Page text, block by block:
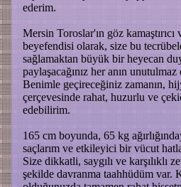
ederim.
Mersin Toroslar'ın göz kamaştırıcı
beyefendisi olarak, size bu
sağlamaktan büyük bir heyecan
paylaşacağınız her anın
Benimle geçireceğiniz zamanın,
çerçevesinde rahat, huzurlu ve
edebilirim.
165 cm boyunda, 65 kg
saçlarım ve etkileyici bir vücut
Size dikkatli, saygılı ve karşılıklı
şekilde davranma taahhüdüm var.